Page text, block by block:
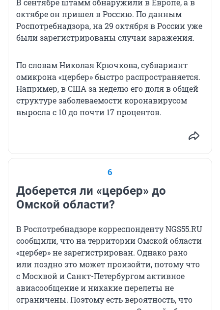
В сентябре штамм обнаружили в Европе, а в
октябре он пришел в Россию. По данным
Роспотребнадзора, на 29 октября в России уже
были зарегистрированы случаи заражения.
По словам Николая Крючкова, субвариант
омикрона «цербер» быстро распространяется.
Например, в США за неделю его доля в общей
структуре заболеваемости коронавирусом
выросла с 10 до почти 17 процентов.
6
Доберется ли «цербер» до
Омской области?
В Роспотребнадзоре корреспонденту NGS55.RU
сообщили, что на территории Омской области
«цербер» не зарегистрирован. Однако рано
или поздно это может произойти, потому что
с Москвой и Санкт-Петербургом активное
авиасообщение и никакие перелеты не
ограничены. Поэтому есть вероятность, что